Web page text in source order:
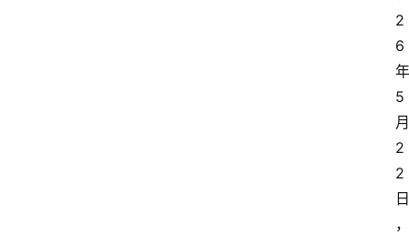
2
6
年
5
月
2
2
日
，